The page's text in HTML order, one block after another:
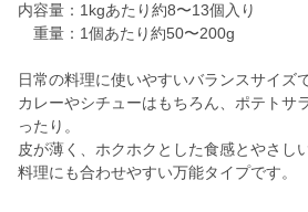
内容量：1kgあたり約8〜13個入り
重量：1個あたり約50〜200g
日常の料理に使いやすいバランスサイズで
カレーやシチューはもちろん、ポテトサ
ったり。
皮が薄く、ホクホクとした食感とやさし
料理にも合わせやすい万能タイプです。